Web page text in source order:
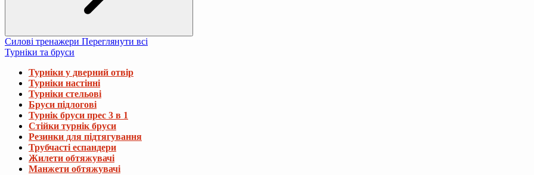
Силові тренажери Переглянути всі
Турніки та бруси
Турніки у дверний отвір
Турніки настінні
Турніки стельові
Бруси підлогові
Турнік бруси прес 3 в 1
Стійки турнік бруси
Резинки для підтягування
Трубчасті еспандери
Жилети обтяжувачі
Манжети обтяжувачі